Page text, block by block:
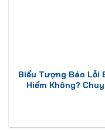
Biểu Tượng Báo Lỗi
Hiểm Không?